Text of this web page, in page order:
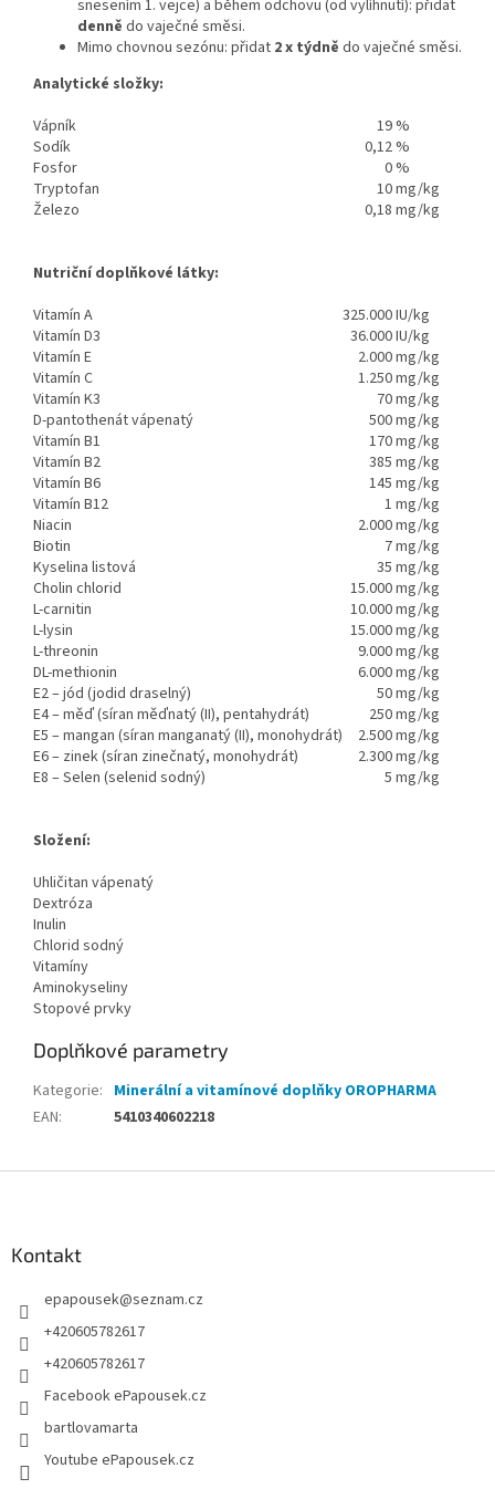
snesením 1. vejce) a během odchovu (od vylíhnutí): přidat
denně do vaječné směsi.
Mimo chovnou sezónu: přidat 2 x týdně do vaječné směsi.
Analytické složky:
Vápník
19%
Sodík
0,12%
Fosfor
0%
Tryptofan
10mg/kg
Železo
0,18 mg/kg
Nutriční doplňkové látky:
Vitamín A
325.000IU/kg
Vitamín D3
36.000IU/kg
Vitamín E
2.000mg/kg
Vitamín C
1.250mg/kg
Vitamín K3
70mg/kg
D-pantothenát vápenatý
500mg/kg
Vitamín B1
170mg/kg
Vitamín B2
385 mg/kg
Vitamín B6
145 mg/kg
Vitamín B12
1 mg/kg
Niacin
2.000mg/kg
Biotin
7mg/kg
Kyselina listová
35 mg/kg
Cholin chlorid
15.000mg/kg
L-carnitin
10.000mg/kg
L-lysin
15.000mg/kg
L-threonin
9.000mg/kg
DL-methionin
6.000mg/kg
E2 – jód (jodid draselný)
50mg/kg
E4 – měď (síran měďnatý (II), pentahydrát)
250mg/kg
E5 – mangan (síran manganatý (II), monohydrát)
2.500mg/kg
E6 – zinek (síran zinečnatý, monohydrát)
2.300mg/kg
E8 – Selen (selenid sodný)
5 mg/kg
Složení:
Uhličitan vápenatý
Dextróza
Inulin
Chlorid sodný
Vitamíny
Aminokyseliny
Stopové prvky
Doplňkové parametry
Kategorie: Minerální a vitamínové doplňky OROPHARMA
EAN: 5410340602218
Kontakt
epapousek@seznam.cz
+420605782617
+420605782617
Facebook ePapousek.cz
bartlovamarta
Youtube ePapousek.cz